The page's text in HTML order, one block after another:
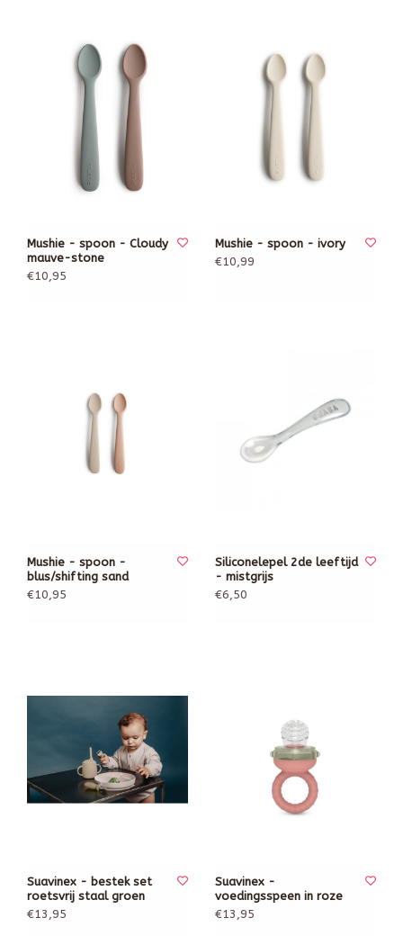
Mushie - spoon - Cloudy
mauve-stone
€10,95
Mushie - spoon - ivory
€10,99
Mushie - spoon -
blus/shifting sand
€10,95
Siliconelepel 2de leeftijd
- mistgrijs
€6,50
Suavinex - bestek set
roetsvrij staal groen
€13,95
Suavinex -
voedingsspeen in roze
€13,95